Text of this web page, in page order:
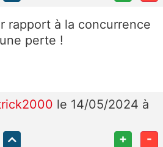
rapport à la concurrence
perte !
le 14/05/2024 à
+ -